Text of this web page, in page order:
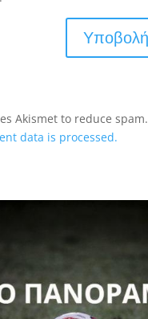
Akismet to reduce spam.
data is processed.